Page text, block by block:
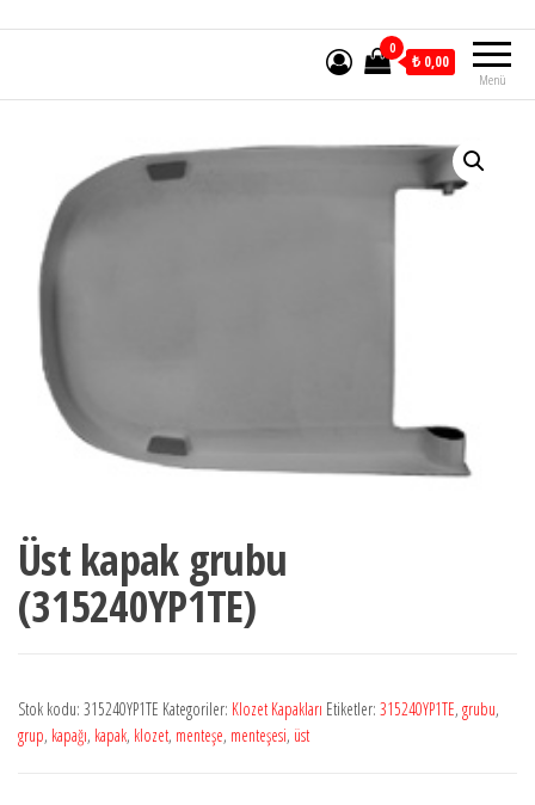
Menü
0
₺ 0,00
Üst kapak grubu
(315240YP1TE)
Stok kodu: 315240YP1TE Kategoriler: Klozet Kapakları Etiketler: 315240YP1TE, grubu,
grup, kapağı, kapak, klozet, menteşe, menteşesi, üst